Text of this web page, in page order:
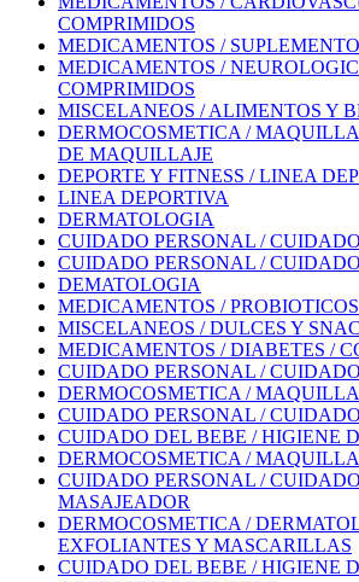
COMPRIMIDOS
MEDICAMENTOS /
MEDICAMENTOS /
COMPRIMIDOS
MISCELANEOS / ALIMENTOS Y
DERMOCOSMETICA /
DE MAQUILLAJE
DEPORTE Y FITNESS / LINEA
LINEA DEPORTIVA
DERMATOLOGIA
CUIDADO PERSONAL /
CUIDADO PERSONAL /
DEMATOLOGIA
MEDICAMENTOS /
MISCELANEOS / DULCES Y
MEDICAMENTOS / DIABETES /
CUIDADO PERSONAL /
DERMOCOSMETICA /
CUIDADO PERSONAL /
CUIDADO DEL BEBE / HIGIENE
DERMOCOSMETICA /
CUIDADO PERSONAL /
MASAJEADOR
DERMOCOSMETICA /
EXFOLIANTES Y MASCARILLAS
CUIDADO DEL BEBE / HIGIENE